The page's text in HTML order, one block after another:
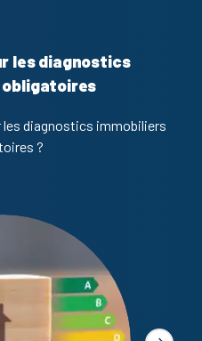
les diagnostics
diagnostics immobiliers
?